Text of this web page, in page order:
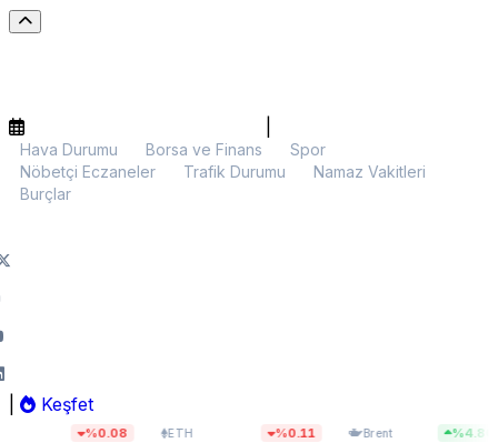
Hava Durumu Borsa ve Finans
Spor
Nöbetçi Eczaneler
Trafik Durumu
Namaz Vakitleri
Burçlar
Keşfet
ETH$1.905,82 %0.11 Brent$83,26 %4.80 BIST 100